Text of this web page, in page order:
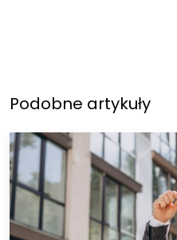
Podobne artykuły